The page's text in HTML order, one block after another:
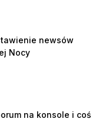
newsów
Nocy
na konsole i coś